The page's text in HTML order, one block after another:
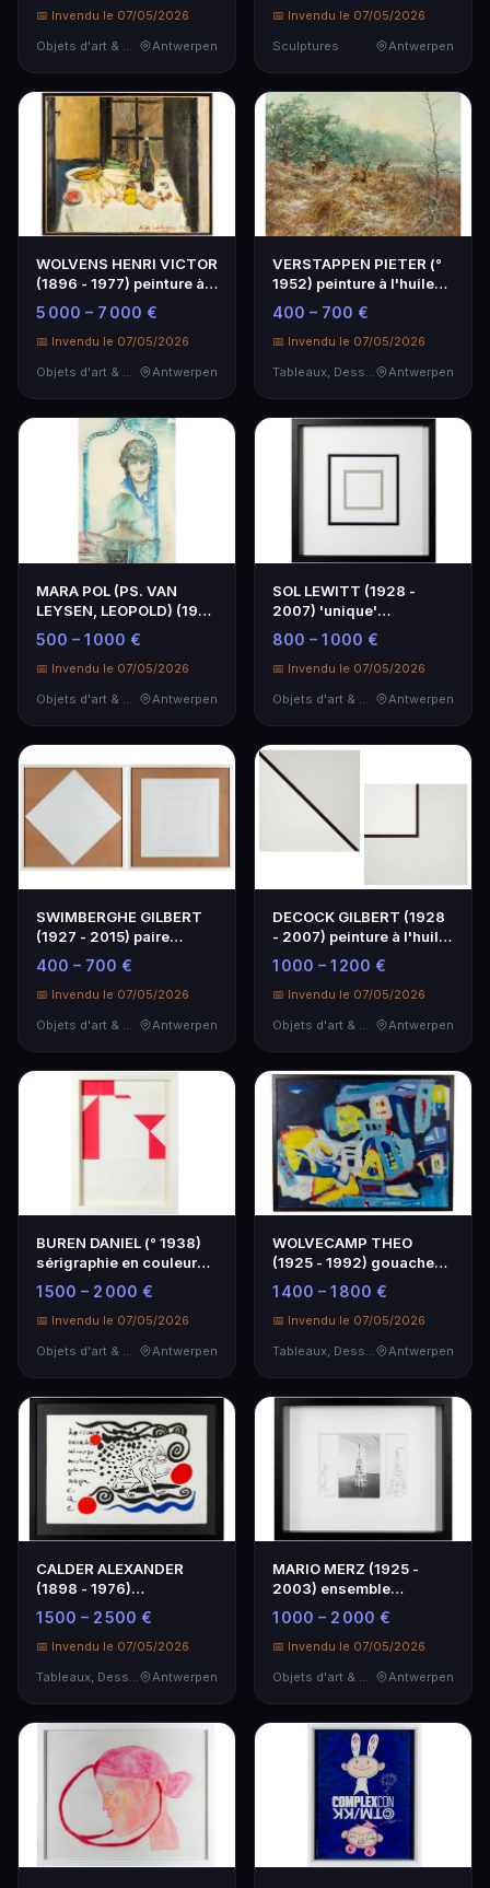
📅 Invendu le 07/05/2026
Objets d'art & Curiosités
Antwerpen
📅 Invendu le 07/05/2026
Sculptures
Antwerpen
WOLVENS HENRI VICTOR
(1896 - 1977) peinture à
l'huile sur to…
5 000 – 7 000 €
📅 Invendu le 07/05/2026
Objets d'art & Curiosités
Antwerpen
VERSTAPPEN PIETER (°
1952) peinture à l'huile
sur toile : "V…
400 – 700 €
📅 Invendu le 07/05/2026
Tableaux, Dessins & Estampes
Antwerpen
MARA POL (PS. VAN
LEYSEN, LEOPOLD) (1920
- 1998) œuvre en te…
500 – 1 000 €
📅 Invendu le 07/05/2026
Antwerpen
SOL LEWITT (1928 -
2007) 'unique'
sérigraphie en couleur
de …
800 – 1 000 €
📅 Invendu le 07/05/2026
Antwerpen
SWIMBERGHE GILBERT
(1927 - 2015) paire
d'œuvres en relief as…
400 – 700 €
📅 Invendu le 07/05/2026
Antwerpen
DECOCK GILBERT (1928
- 2007) peinture à l'huile
pendante sur…
1 000 – 1 200 €
📅 Invendu le 07/05/2026
Antwerpen
BUREN DANIEL (° 1938)
sérigraphie en couleurs
avec compositi…
1 500 – 2 000 €
📅 Invendu le 07/05/2026
Objets d'art & Curiosités
Antwerpen
WOLVECAMP THEO
(1925 - 1992) gouache
avec une composition
ab…
1 400 – 1 800 €
📅 Invendu le 07/05/2026
Tableaux, Dessins & Estampes
Antwerpen
CALDER ALEXANDER
(1898 - 1976)
lithographie en couleurs
n° A…
1 500 – 2 500 €
📅 Invendu le 07/05/2026
Tableaux, Dessins & Estampes
Antwerpen
MARIO MERZ (1925 -
2003) ensemble
concernant "Terra grigia,
…
1 000 – 2 000 €
📅 Invendu le 07/05/2026
Objets d'art & Curiosités
Antwerpen